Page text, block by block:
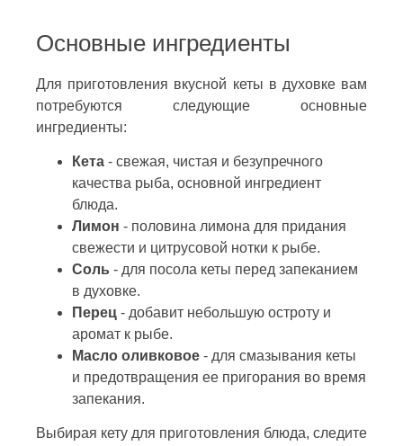
Основные ингредиенты
Для приготовления вкусной кеты в духовке вам
потребуются следующие основные
ингредиенты:
Кета - свежая, чистая и безупречного
качества рыба, основной ингредиент
блюда.
Лимон - половина лимона для придания
свежести и цитрусовой нотки к рыбе.
Соль - для посола кеты перед запеканием
в духовке.
Перец - добавит небольшую остроту и
аромат к рыбе.
Масло оливковое - для смазывания кеты
и предотвращения ее пригорания во время
запекания.
Выбирая кету для приготовления блюда, следите